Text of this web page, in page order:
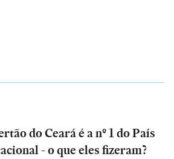
do Ceará é a nº 1 do País
- o que eles fizeram?